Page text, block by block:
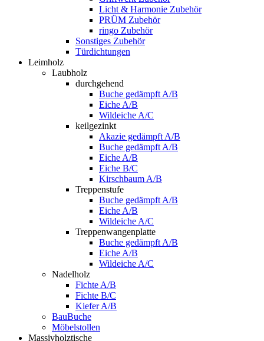
Licht & Harmonie Zubehör
PRÜM Zubehör
ringo Zubehör
Sonstiges Zubehör
Türdichtungen
Leimholz
Laubholz
durchgehend
Buche gedämpft A/B
Eiche A/B
Wildeiche A/C
keilgezinkt
Akazie gedämpft A/B
Buche gedämpft A/B
Eiche A/B
Eiche B/C
Kirschbaum A/B
Treppenstufe
Buche gedämpft A/B
Eiche A/B
Wildeiche A/C
Treppenwangenplatte
Buche gedämpft A/B
Eiche A/B
Wildeiche A/C
Nadelholz
Fichte A/B
Fichte B/C
Kiefer A/B
BauBuche
Möbelstollen
Massivholztische